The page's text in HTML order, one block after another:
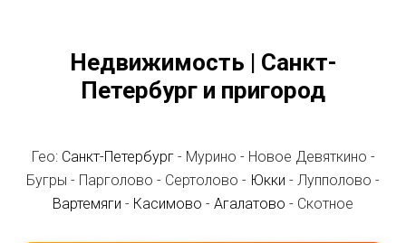
Недвижимость | Санкт-
Петербург и пригород
Гео: Санкт-Петербург- Мурино - Новое Девяткино -
Бугры - Парголово - Сертолово - Юкки - Лупполово -
Вартемяги - Касимово - Агалатово - Скотное